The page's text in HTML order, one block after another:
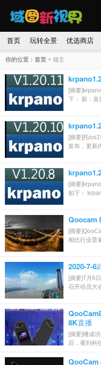
首页 玩转全景 优选商店
你的位置：首页 > 领主
[摘要
下： 新：直
[摘要]托
发布，更新
[摘要
如下：
Qoocam
[摘要
相比行业普
2020-7-6
[摘要]7月6
召开动员大
8K直播
[摘要]继成
后，看到科
QooCam